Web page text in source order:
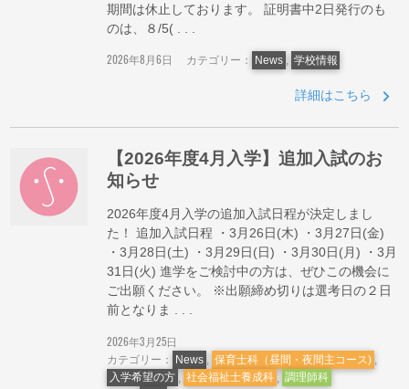
期間は休止しております。 証明書中2日発行のも
のは、８/5( . . .
2026年8月6日 カテゴリー： News 学校情報
詳細はこちら
【2026年度4月入学】追加入試のお
知らせ
2026年度4月入学の追加入試日程が決定しまし
た！ 追加入試日程 ・3月26日(木) ・3月27日(金)
・3月28日(土) ・3月29日(日) ・3月30日(月) ・3月
31日(火) 進学をご検討中の方は、ぜひこの機会に
ご出願ください。 ※出願締め切りは選考日の２日
前となりま . . .
2026年3月25日
カテゴリー： News 保育士科（昼間・夜間主コース)
入学希望の方
社会福祉士養成科
調理師科